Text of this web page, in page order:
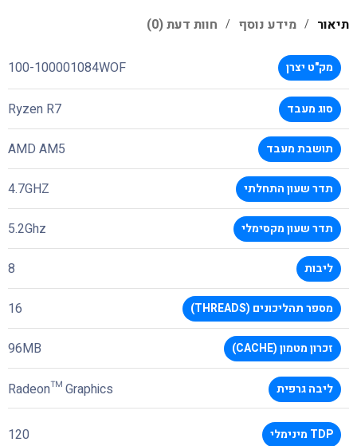
תיאור מידע נוסף חוות דעת (0)
מק"ט יצרן 100-100001084WOF
סוג מעבד Ryzen R7
תושבת מעבד AMD AM5
תדר שעון התחלתי 4.7GHZ
תדר שעון מקסימלי 5.2Ghz
ליבות 8
מספר תהליכונים (THREADS) 16
זכרון מטמון (CACHE) 96MB
ליבה גרפית Radeon™ Graphics
TDP מינימלי 120